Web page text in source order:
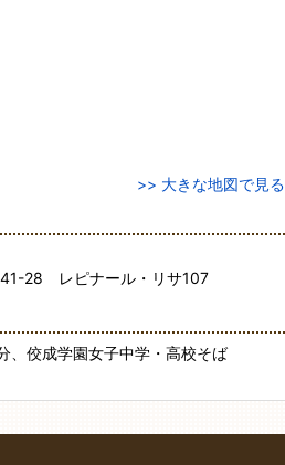
>> 大きな地図で見る
28 レピナール・リサ107
佼成学園女子中学・高校そば